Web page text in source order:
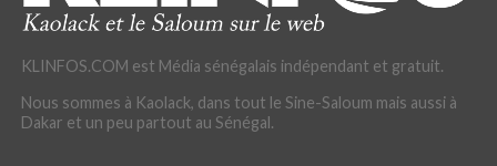
KLINFOS.COM est Média sénégalais indépendant et gratuit.
Nous sommes à Kaolack, dans tout le Sine-Saloum mais aussi à
Dakar et un peu partout au Sénégal.